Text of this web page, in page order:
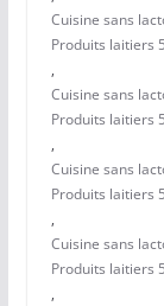
Cuisine sans
Produits laitiers
,
Cuisine sans
Produits laitiers
,
Cuisine sans
Produits laitiers
,
Cuisine sans
Produits laitiers
,